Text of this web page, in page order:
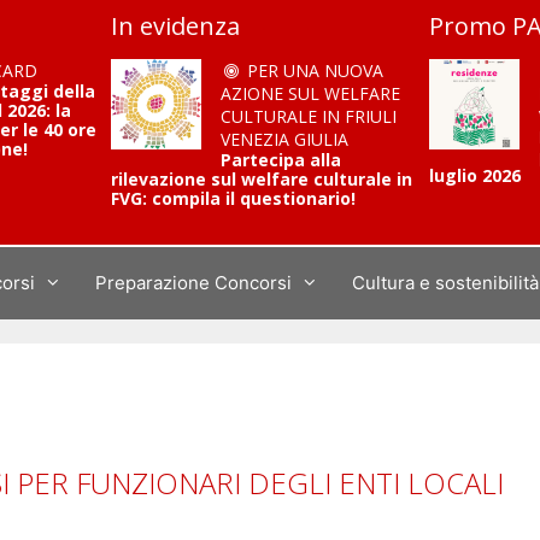
della
2026: la
le 40 ore
In evidenza
PER UNA NUOVA
AZIONE SUL WELFARE
CULTURALE IN FRIULI
VENEZIA GIULIA
Partecipa alla
rilevazione sul welfare culturale in
FVG: compila il questionario!
Promo
luglio 2026
Preparazione Concorsi Cultura e sostenibilità
PER FUNZIONARI DEGLI ENTI LOCALI